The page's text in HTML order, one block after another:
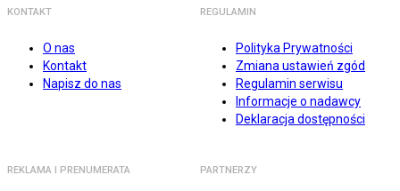
KONTAKT
O nas
Kontakt
Napisz do nas
REGULAMIN
Polityka Prywatności
Zmiana ustawień zgód
Regulamin serwisu
Informacje o nadawcy
Deklaracja dostępności
REKLAMA I PRENUMERATA PARTNERZY